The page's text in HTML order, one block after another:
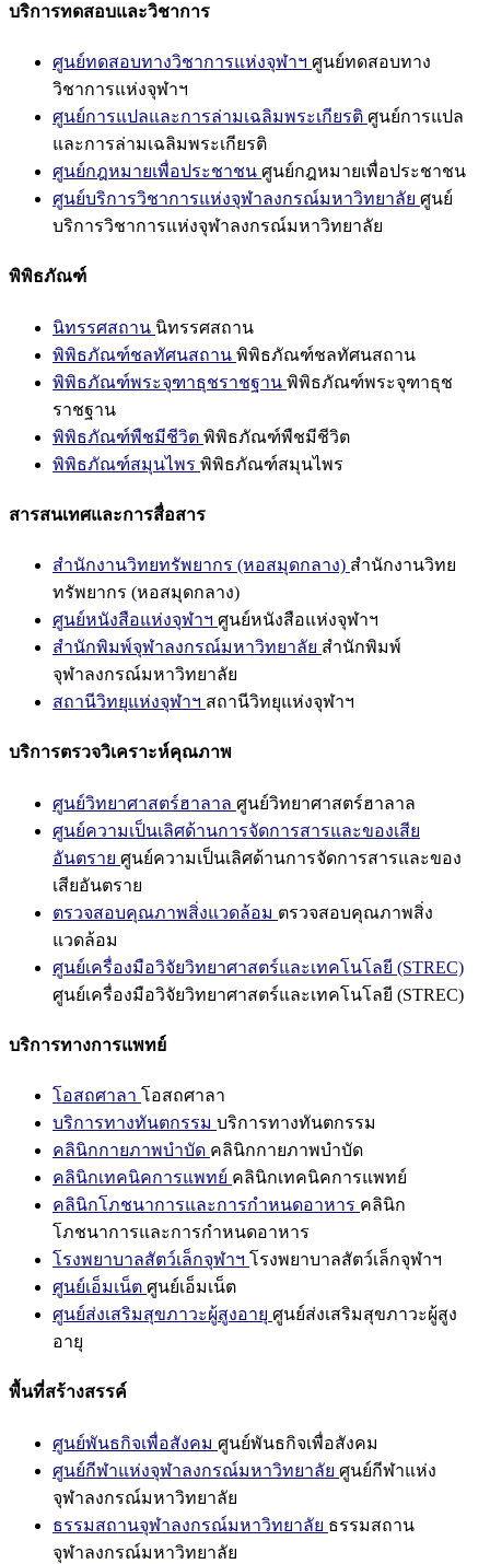
บริการทดสอบและวิชาการ
ศูนย์ทดสอบทางวิชาการแห่งจุฬาฯ ศูนย์ทดสอบทาง
วิชาการแห่งจุฬาฯ
ศูนย์การแปลและการล่ามเฉลิมพระเกียรติ ศูนย์การแปล
และการล่ามเฉลิมพระเกียรติ
ศูนย์กฎหมายเพื่อประชาชน ศูนย์กฎหมายเพื่อประชาชน
ศูนย์บริการวิชาการแห่งจุฬาลงกรณ์มหาวิทยาลัย ศูนย์
บริการวิชาการแห่งจุฬาลงกรณ์มหาวิทยาลัย
พิพิธภัณฑ์
นิทรรศสถาน นิทรรศสถาน
พิพิธภัณฑ์ชลทัศนสถาน พิพิธภัณฑ์ชลทัศนสถาน
พิพิธภัณฑ์พระจุฑาธุชราชฐาน พิพิธภัณฑ์พระจุฑาธุช
ราชฐาน
พิพิธภัณฑ์พืชมีชีวิต พิพิธภัณฑ์พืชมีชีวิต
พิพิธภัณฑ์สมุนไพร พิพิธภัณฑ์สมุนไพร
สารสนเทศและการสื่อสาร
สำนักงานวิทยทรัพยากร (หอสมุดกลาง) สำนักงานวิทย
ทรัพยากร (หอสมุดกลาง)
ศูนย์หนังสือแห่งจุฬาฯ ศูนย์หนังสือแห่งจุฬาฯ
สำนักพิมพ์จุฬาลงกรณ์มหาวิทยาลัย สำนักพิมพ์
จุฬาลงกรณ์มหาวิทยาลัย
สถานีวิทยุแห่งจุฬาฯ สถานีวิทยุแห่งจุฬาฯ
บริการตรวจวิเคราะห์คุณภาพ
ศูนย์วิทยาศาสตร์ฮาลาล ศูนย์วิทยาศาสตร์ฮาลาล
ศูนย์ความเป็นเลิศด้านการจัดการสารและของเสีย
อันตราย ศูนย์ความเป็นเลิศด้านการจัดการสารและของ
เสียอันตราย
ตรวจสอบคุณภาพสิ่งแวดล้อม ตรวจสอบคุณภาพสิ่ง
แวดล้อม
ศูนย์เครื่องมือวิจัยวิทยาศาสตร์และเทคโนโลยี (STREC)
ศูนย์เครื่องมือวิจัยวิทยาศาสตร์และเทคโนโลยี (STREC)
บริการทางการแพทย์
โอสถศาลา โอสถศาลา
บริการทางทันตกรรม บริการทางทันตกรรม
คลินิกกายภาพบำบัด คลินิกกายภาพบำบัด
คลินิกเทคนิคการแพทย์ คลินิกเทคนิคการแพทย์
คลินิกโภชนาการและการกำหนดอาหาร คลินิก
โภชนาการและการกำหนดอาหาร
โรงพยาบาลสัตว์เล็กจุฬาฯ โรงพยาบาลสัตว์เล็กจุฬาฯ
ศูนย์เอ็มเน็ต ศูนย์เอ็มเน็ต
ศูนย์ส่งเสริมสุขภาวะผู้สูงอายุ ศูนย์ส่งเสริมสุขภาวะผู้สูง
อายุ
พื้นที่สร้างสรรค์
ศูนย์พันธกิจเพื่อสังคม ศูนย์พันธกิจเพื่อสังคม
ศูนย์กีฬาแห่งจุฬาลงกรณ์มหาวิทยาลัย ศูนย์กีฬาแห่ง
จุฬาลงกรณ์มหาวิทยาลัย
ธรรมสถานจุฬาลงกรณ์มหาวิทยาลัย ธรรมสถาน
จุฬาลงกรณ์มหาวิทยาลัย